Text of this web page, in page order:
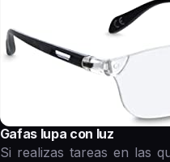
Gafas lupa con luz
Si realizas tareas en las